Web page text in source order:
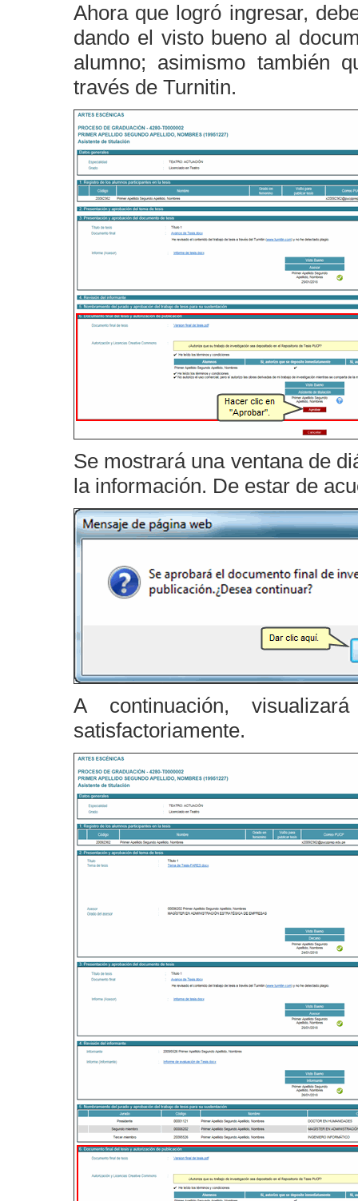
Ahora que logró ingresar,
dando el visto bueno al
alumno; asimismo también
través de Turnitin.
Se mostrará una ventana de
la información. De estar de
A continuación,
satisfactoriamente.